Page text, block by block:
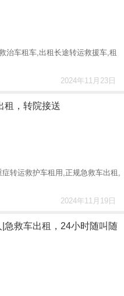
治车租车,出租长途转运救援车,租
2024年11月23日
租，转院接送
转运救护车租用,正规急救车出租,
2024年11月19日
急救车出租，24小时随叫随